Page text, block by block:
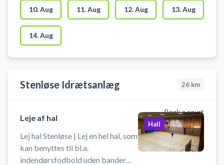
blandt andet indendørs fodbold,
håndbold, basket og badminton.
Der er net og mål til rådighed. Der
er mulighed for gratis parkering
ved booking af hallen i
10. Aug 11. Aug 12. Aug 13. Aug
14. Aug
Stenløse Idrætsanlæg 26 km
Book a court
Leje af hal
Lej hal Stenløse | Lej en hel hal, som
kan benyttes til bl.a.
indendørsfodbold uden bander
Hall